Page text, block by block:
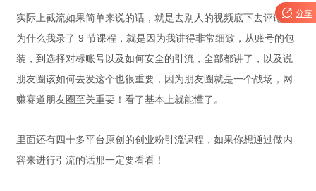
实际上截流如果简单来说的话，就是去别人的视频底下去评论，
为什么我录了 9 节课程，就是因为我讲得非常细致，从账号的包
装，到选择对标账号以及如何安全的引流，全部都讲了，以及说
朋友圈该如何去发这个也很重要，因为朋友圈就是一个战场，网
赚赛道朋友圈至关重要！看了基本上就能懂了。
里面还有四十多平台原创的创业粉引流课程，如果你想通过做内
容来进行引流的话那一定要看看！
 分享